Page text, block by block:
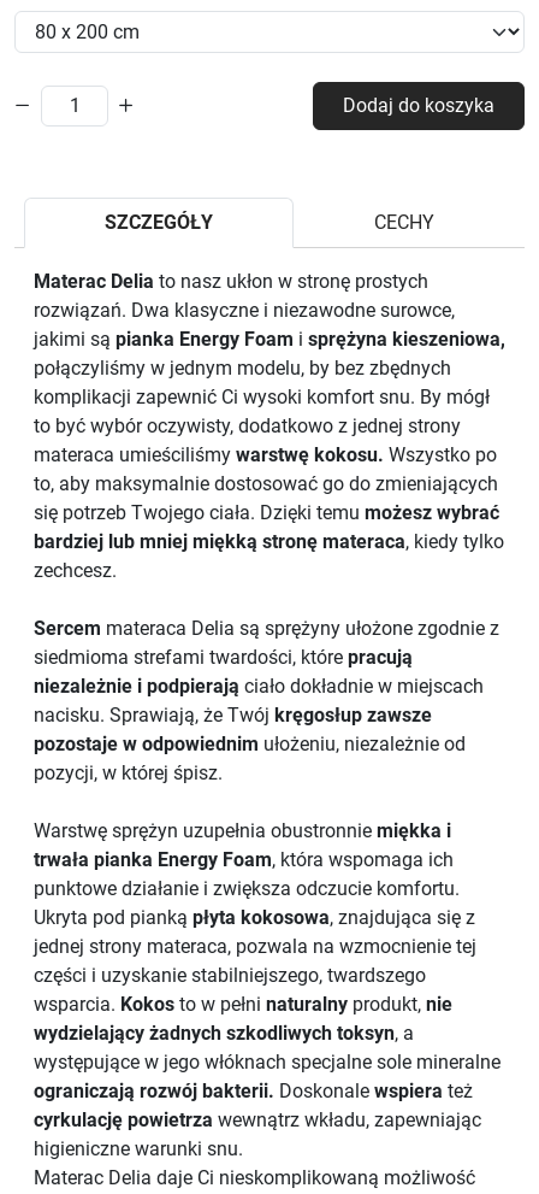
Dodaj do koszyka
SZCZEGÓŁY CECHY
Materac Delia to nasz ukłon w stronę prostych
rozwiązań. Dwa klasyczne i niezawodne surowce,
jakimi są pianka Energy Foam i sprężyna kieszeniowa,
połączyliśmy w jednym modelu, by bez zbędnych
komplikacji zapewnić Ci wysoki komfort snu. By mógł
to być wybór oczywisty, dodatkowo z jednej strony
materaca umieściliśmy warstwę kokosu. Wszystko po
to, aby maksymalnie dostosować go do zmieniających
się potrzeb Twojego ciała. Dzięki temu możesz wybrać
bardziej lub mniej miękką stronę materaca, kiedy tylko
zechcesz.
Sercem materaca Delia są sprężyny ułożone zgodnie z
siedmioma strefami twardości, które pracują
niezależnie i podpierają ciało dokładnie w miejscach
nacisku. Sprawiają, że Twój kręgosłup zawsze
pozostaje w odpowiednim ułożeniu, niezależnie od
pozycji, w której śpisz.
Warstwę sprężyn uzupełnia obustronnie miękka i
trwała pianka Energy Foam, która wspomaga ich
punktowe działanie i zwiększa odczucie komfortu.
Ukryta pod pianką płyta kokosowa, znajdująca się z
jednej strony materaca, pozwala na wzmocnienie tej
części i uzyskanie stabilniejszego, twardszego
wsparcia. Kokos to w pełni naturalny produkt, nie
wydzielający żadnych szkodliwych toksyn, a
występujące w jego włóknach specjalne sole mineralne
ograniczają rozwój bakterii. Doskonale wspiera też
cyrkulację powietrza wewnątrz wkładu, zapewniając
higieniczne warunki snu.
Materac Delia daje Ci nieskomplikowaną możliwość